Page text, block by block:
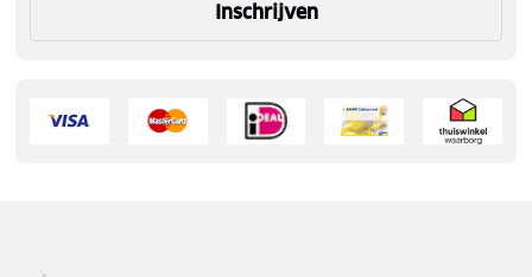
Inschrijven